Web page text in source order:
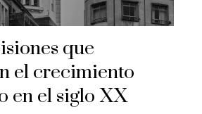
que
el crecimiento
en el siglo XX